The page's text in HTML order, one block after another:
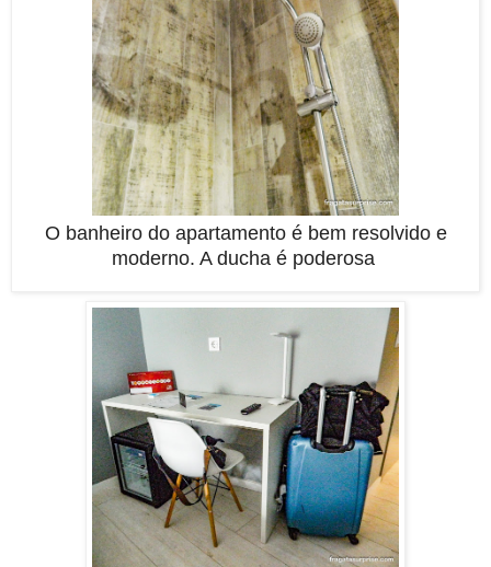
O banheiro do apartamento é bem resolvido e
moderno. A ducha é poderosa